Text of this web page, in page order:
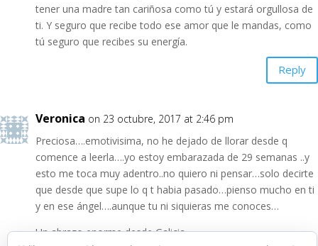
tener una madre tan cariñosa como tú y estará orgullosa de
ti. Y seguro que recibe todo ese amor que le mandas, como
tú seguro que recibes su energía.
Reply
Veronica on 23 octubre, 2017 at 2:46 pm
Preciosa….emotivisima, no he dejado de llorar desde q
comence a leerla….yo estoy embarazada de 29 semanas ..y
esto me toca muy adentro..no quiero ni pensar…solo decirte
que desde que supe lo q t habia pasado…pienso mucho en ti
y en ese ángel….aunque tu ni siquieras me conoces…
Un abrazo enorme desde Galicia.